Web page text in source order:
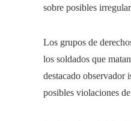
sobre posibles
Los grupos de
los soldados que
destacado observador
posibles violaciones